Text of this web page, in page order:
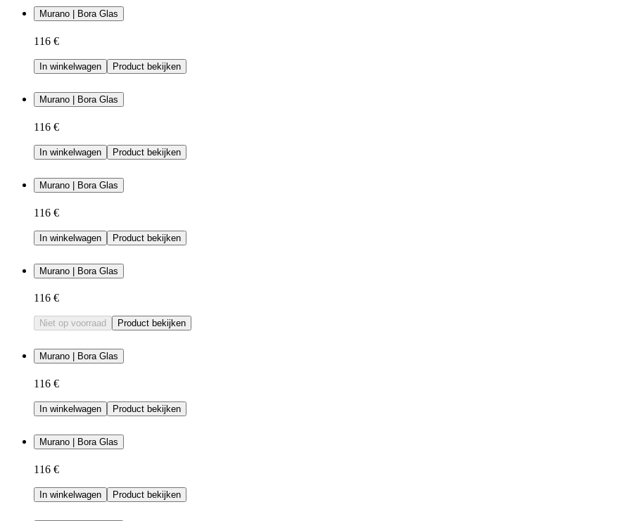
Murano | Bora Glas
116 €
In winkelwagen Product bekijken
Murano | Bora Glas
116 €
In winkelwagen Product bekijken
Murano | Bora Glas
116 €
In winkelwagen Product bekijken
Murano | Bora Glas
116 €
Niet op voorraad Product bekijken
Murano | Bora Glas
116 €
In winkelwagen Product bekijken
Murano | Bora Glas
116 €
In winkelwagen Product bekijken